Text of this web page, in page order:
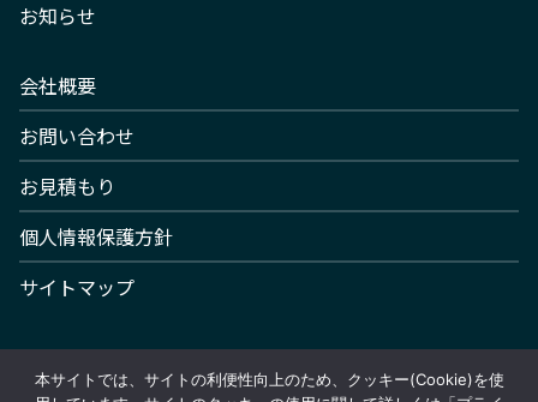
お知らせ
会社概要
お問い合わせ
お見積もり
個人情報保護方針
サイトマップ
本サイトでは、サイトの利便性向上のため、クッキー(Cookie)を使